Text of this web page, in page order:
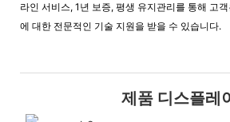
라인 서비스, 1년 보증, 평생 유지관리를 통해 고
에 대한 전문적인 기술 지원을 받을 수 있습니다.
제품 디스플레